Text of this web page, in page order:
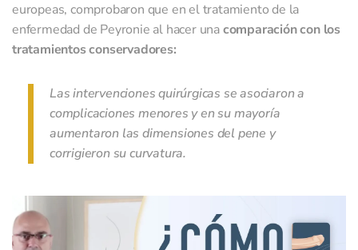
europeas, comprobaron que en el tratamiento de la
enfermedad de Peyronie al hacer unacomparación con los
tratamientos conservadores:
Las intervenciones quirúrgicas se asociaron a
complicaciones menores y en su mayoría
aumentaron las dimensiones del pene y
corrigieron su curvatura.
Apellidos*